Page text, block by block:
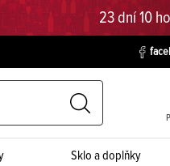
23 dní 10
Sklo a doplňky